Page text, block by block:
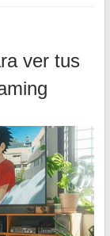
ver tus